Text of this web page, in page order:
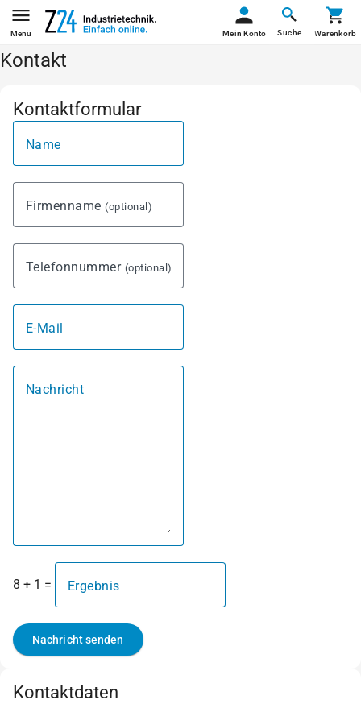
Menü Suche
Mein Konto Warenkorb
Kontakt
Kontaktformular
Name
Firmenname(optional)
Telefonnummer (optional)
E-Mail
Nachricht
8 + 1 = Ergebnis
Nachricht senden
Kontaktdaten